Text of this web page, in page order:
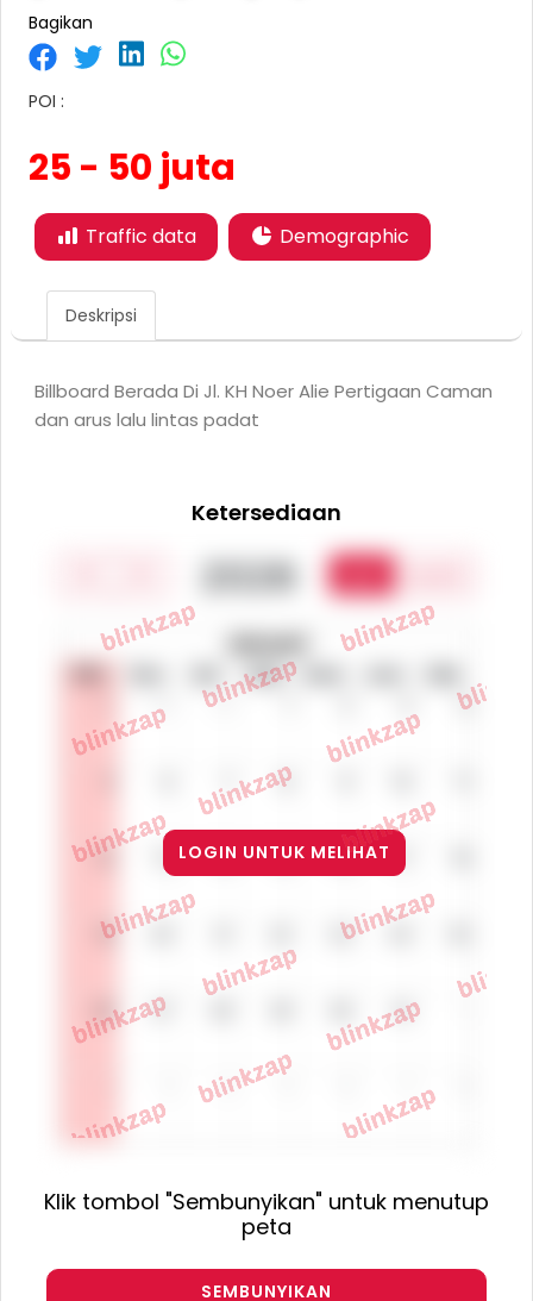
Bagikan
POI :
25 - 50 juta
Traffic data Demographic
Deskripsi
Billboard Berada Di Jl. KH Noer Alie Pertigaan Caman
dan arus lalu lintas padat
Ketersediaan
LOGIN UNTUK MELIHAT
Klik tombol "Sembunyikan" untuk menutup
peta
SEMBUNYIKAN